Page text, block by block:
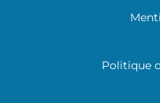
Politique